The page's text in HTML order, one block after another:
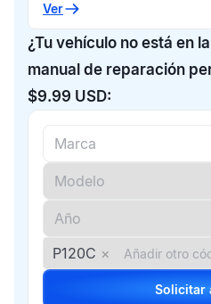
Ver
¿Tu vehículo no está en
manual de reparación
$9.99 USD:
P120C ×